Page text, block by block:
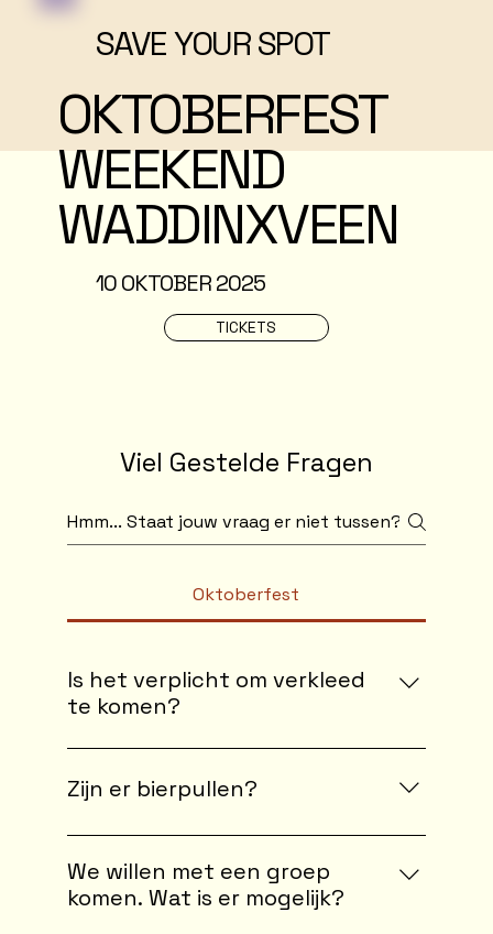
SAVE YOUR SPOT
OKTOBERFEST
WEEKEND
WADDINXVEEN
10 OKTOBER 2025
TICKETS
Viel Gestelde Fragen
Oktoberfest
Is het verplicht om verkleed
te komen?
Nein, zeker niet! Niks is verplicht; het blijft
een feestje natuurlijk! Wel willen we
meegeven dat zeker 85% van de
bezoekers verkleed komt. De keuze is aan
jou!
Zijn er bierpullen?
Je kunt 2 formaten bier bestellen.
Regulier en Groot. Een regulier biertje
ontvang je in een plastic beker, zoals je
We willen met een groep
komen. Wat is er mogelijk?